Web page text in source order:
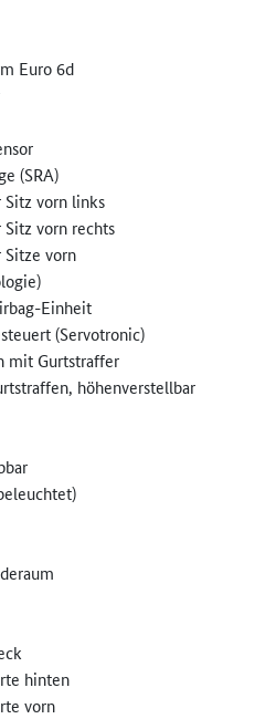
Euro 6d
(SRA)
Sitz vorn links
vorn rechts
Sitze vorn
Einheit
(Servotronic)
mit Gurtstraffer
höhenverstellbar
hinten
vorn